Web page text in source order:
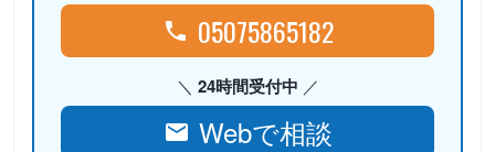
05075865182
24時間受付中
Webで相談